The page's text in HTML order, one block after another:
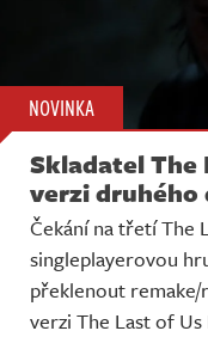
NOVINKA
Skladatel The
verzi druhého
Čekání na třetí The
singleplayerovou
překlenout
verzi The Last of